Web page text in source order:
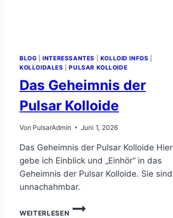
BLOG |INTERESSANTES KOLLOID INFOS
KOLLOIDALES |PULSAR KOLLOIDE
Das Geheimnis der
Pulsar Kolloide
Von PulsarAdmin Juni 1, 2026
Das Geheimnis der Pulsar Kolloide Hier
gebe ich Einblick und „Einhör“ in das
Geheimnis der Pulsar Kolloide. Sie sind
unnachahmbar.
WEITERLESEN
DAS